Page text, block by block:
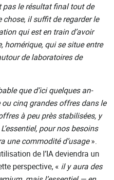
pas le résultat final tout de
il suffit de regarder le
qui est en train d’avoir
homérique, qui se situe entre
de laboratoires de
que d’ici quelques an-
cinq grandes offres dans le
à peu près stabilisées, y
pour nos besoins
une commodité d’usage».
de l’IA deviendra un
perspective, « il y aura des